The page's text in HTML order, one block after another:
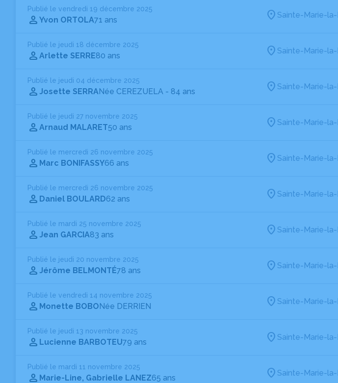
Publié le vendredi 19 décembre 2025
Yvon ORTOLA71 ans
Sainte-Marie-
Publié le jeudi 18 décembre 2025
Arlette SERRE80 ans
Sainte-Marie-
Publié le jeudi 04 décembre 2025
Josette SERRANée CEREZUELA - 84 ans
Sainte-Marie-
Publié le jeudi 27 novembre 2025
Arnaud MALARET50 ans
Sainte-Marie-
Publié le mercredi 26 novembre 2025
Marc BONIFASSY66 ans
Sainte-Marie-
Publié le mercredi 26 novembre 2025
Daniel BOULARD62 ans
Sainte-Marie-
Publié le mardi 25 novembre 2025
Jean GARCIA83 ans
Sainte-Marie-
Publié le jeudi 20 novembre 2025
Jérôme BELMONTÉ78 ans
Sainte-Marie-
Publié le vendredi 14 novembre 2025
Monette BOBONée DERRIEN
Sainte-Marie-
Publié le jeudi 13 novembre 2025
Lucienne BARBOTEU79 ans
Sainte-Marie-
Publié le mardi 11 novembre 2025
Marie-Line, Gabrielle LANEZ65 ans
Sainte-Marie-